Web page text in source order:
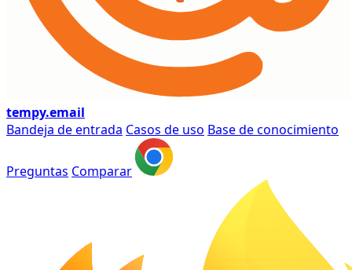
tempy.email
Bandeja de entrada Casos de uso Base de conocimiento
Preguntas Comparar